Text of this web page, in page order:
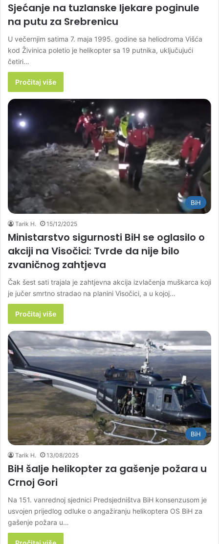
Sjećanje na tuzlanske ljekare poginule
na putu za Srebrenicu
U večernjim satima 7. maja 1995. godine sa heliodroma Višća
kod Živinica poletio je helikopter sa 19 putnika, uključujući
četiri…
Pročitaj više
BiH
Tarik H. 15/12/2025
Ministarstvo sigurnosti BiH se oglasilo o
akciji na Visočici: Tvrde da nije bilo
zvaničnog zahtjeva
Čak šest sati trajala je zahtjevna akcija izvlačenja muškarca koji
je jučer smrtno stradao na planini Visočici, a u kojoj…
Pročitaj više
BiH
Tarik H. 13/08/2025
BiH šalje helikopter za gašenje požara u
Crnoj Gori
Na 151. vanrednoj sjednici Predsjedništva BiH konsenzusom je
usvojen prijedlog odluke o angažiranju helikoptera OS BiH za
gašenje požara u…